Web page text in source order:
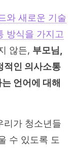
와 새로운 기술
방식을 가지고
않든, 부모님,
적인 의사소통
언어에 대해
리가 청소년들
수 있도록 도